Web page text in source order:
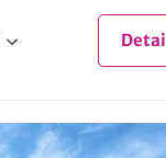
Detail